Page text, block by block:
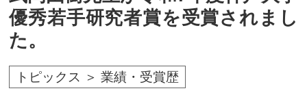
優秀若手研究者賞を受賞されまし
た。
トピックス ＞ 業績・受賞歴